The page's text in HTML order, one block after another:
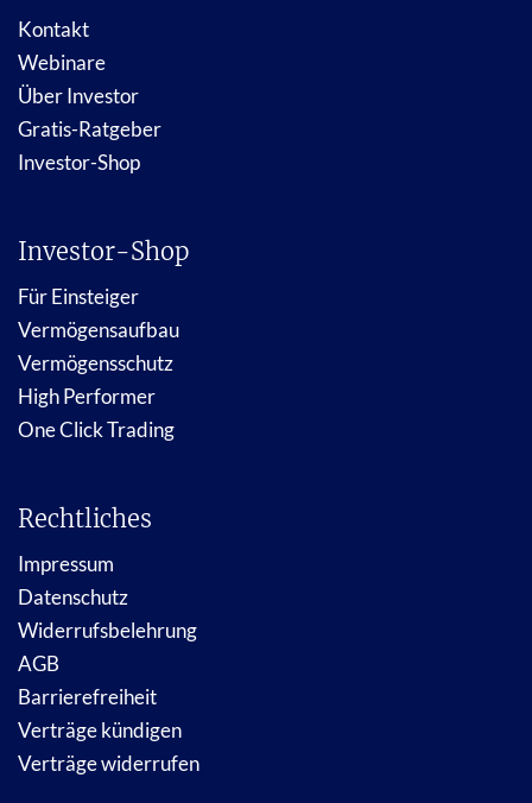
Kontakt
Webinare
Über Investor
Gratis-Ratgeber
Investor-Shop
Investor-Shop
Für Einsteiger
Vermögensaufbau
Vermögensschutz
High Performer
One Click Trading
Rechtliches
Impressum
Datenschutz
Widerrufsbelehrung
AGB
Barrierefreiheit
Verträge kündigen
Verträge widerrufen